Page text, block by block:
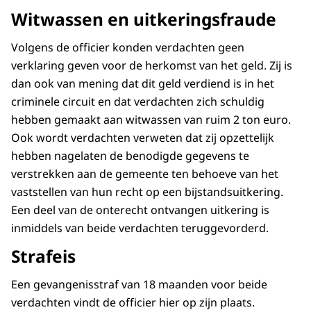
Witwassen en uitkeringsfraude
Volgens de officier konden verdachten geen
verklaring geven voor de herkomst van het geld. Zij is
dan ook van mening dat dit geld verdiend is in het
criminele circuit en dat verdachten zich schuldig
hebben gemaakt aan witwassen van ruim 2 ton euro.
Ook wordt verdachten verweten dat zij opzettelijk
hebben nagelaten de benodigde gegevens te
verstrekken aan de gemeente ten behoeve van het
vaststellen van hun recht op een bijstandsuitkering.
Een deel van de onterecht ontvangen uitkering is
inmiddels van beide verdachten teruggevorderd.
Strafeis
Een gevangenisstraf van 18 maanden voor beide
verdachten vindt de officier hier op zijn plaats.